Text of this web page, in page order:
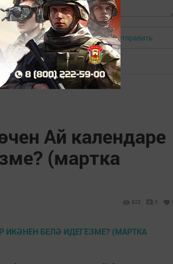
Авторизоваться Отправить
Ай календаре
(мартка
623 0